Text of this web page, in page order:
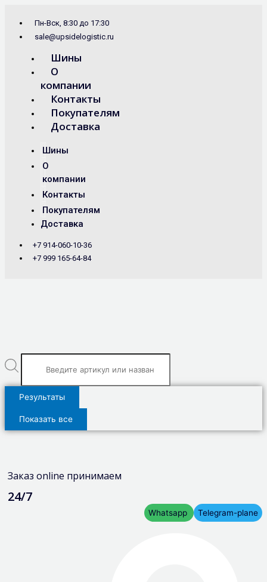
содержимому
Пн-Вск, 8:30 до 17:30
sale@upsidelogistic.ru
Шины
О
компании
Контакты
Покупателям
Доставка
Шины
О
компании
Контакты
Покупателям
Доставка
+7 914-060-10-36
+7 999 165-64-84
Результаты
Показать все
Заказ online принимаем
24/7
Whatsapp Telegram-plane